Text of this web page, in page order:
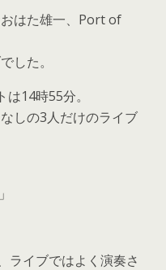
はた雄一、Port of
した。
14時55分。
しの3人だけのライブ
ライブではよく演奏さ